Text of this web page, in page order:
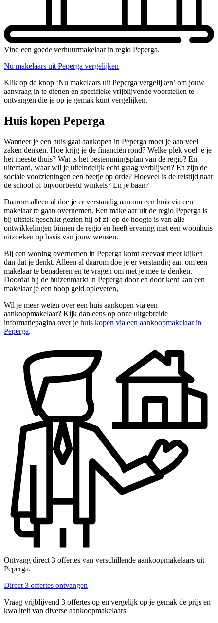
Vind een goede verhuurmakelaar in regio Peperga.
Nu makelaars uit Peperga vergelijken
Klik op de knop ‘Nu makelaars uit Peperga vergelijken’ om jouw
aanvraag in te dienen en specifieke vrijblijvende voorstellen te
ontvangen die je op je gemak kunt vergelijken.
Huis kopen Peperga
Wanneer je een huis gaat aankopen in Peperga moet je aan veel
zaken denken. Hoe krijg je de financiën rond? Welke plek voel je je
het meeste thuis? Wat is het bestemmingsplan van de regio? En
uiteraard, waar wil je uiteindelijk echt graag verblijven? En zijn de
sociale voorzieningen een beetje op orde? Hoeveel is de reistijd naar
de school of bijvoorbeeld winkels? En je baan?
Daarom alleen al doe je er verstandig aan om een huis via een
makelaar te gaan overnemen. Een makelaar uit de regio Peperga is
bij uitstek geschikt gezien hij of zij op de hoogte is van alle
ontwikkelingen binnen de regio en heeft ervaring met een woonhuis
uitzoeken op basis van jouw wensen.
Bij een woning overnemen in Peperga komt steevast meer kijken
dan dat je denkt. Alleen al daarom doe je er verstandig aan om een
makelaar te benaderen en te vragen om met je mee te denken.
Doordat hij de huizenmarkt in Peperga door en door kent kan een
makelaar je een hoop geld opleveren,
Wil je meer weten over een huis aankopen via een
aankoopmakelaar? Kijk dan eens op onze uitgebreide
informatiepagina overje huis kopen via een aankoopmakelaar in
Peperga.
Ontvang direct 3 offertes van verschillende aankoopmakelaars uit
Peperga.
Direct 3 offertes ontvangen
Vraag vrijblijvend 3 offertes op en vergelijk op je gemak de prijs en
kwaliteit van diverse aankoopmakelaars.